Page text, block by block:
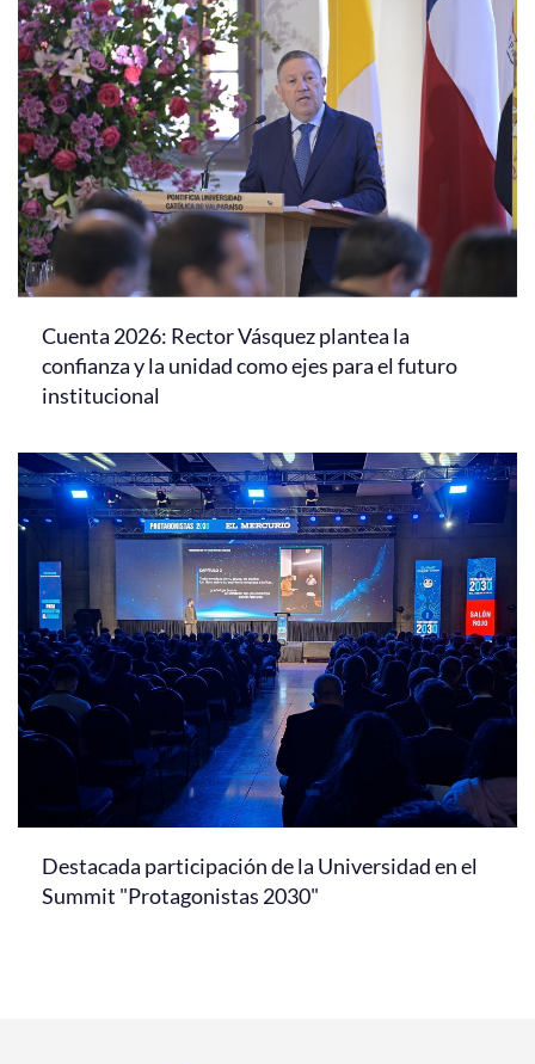
Cuenta 2026: Rector Vásquez plantea la
confianza y la unidad como ejes para el futuro
institucional
Destacada participación de la Universidad en el
Summit "Protagonistas 2030"